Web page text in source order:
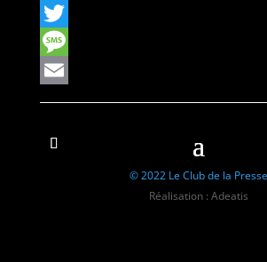
WhatsApp
Twitter
Message
Email
© 2022 Le Club de la Presse
Réalisation : Adeatis